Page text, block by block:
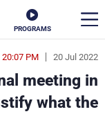
PROGRAMS
20 Jul 2022
20:07 PM
meeting in
what the
en
الأخبار